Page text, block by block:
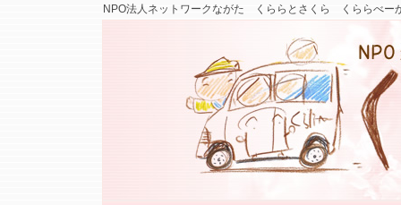
NPO法人ネットワークながた くららとさくら くららべー